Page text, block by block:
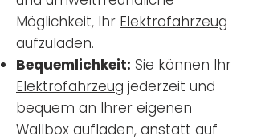
Möglichkeit, Ihr Elektrofahrzeug
aufzuladen.
Bequemlichkeit: Sie können Ihr
Elektrofahrzeug jederzeit und
bequem an Ihrer eigenen
Wallbox aufladen, anstatt auf